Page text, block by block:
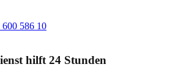
586 10
hilft 24 Stunden